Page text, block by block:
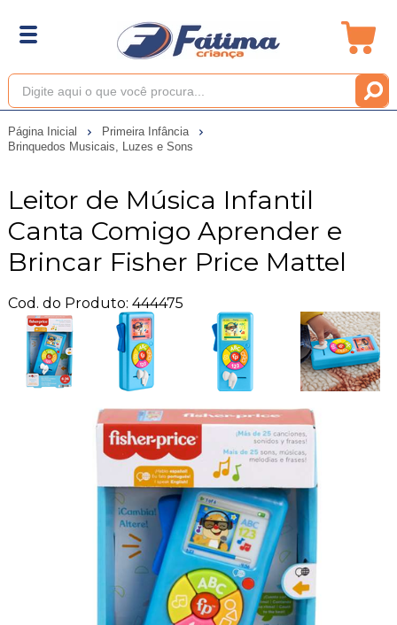
Página Inicial
Primeira Infância
Brinquedos Musicais, Luzes e Sons
Leitor de Música Infantil
Canta Comigo Aprender e
Brincar Fisher Price Mattel
Cod. do Produto: 444475